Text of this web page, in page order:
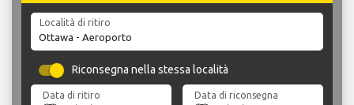
Località di ritiro
Riconsegna nella stessa località
Data di ritiro Data di riconsegna